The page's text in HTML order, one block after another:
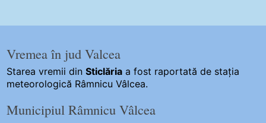
Vremea în jud Valcea
Starea vremii dinSticlăria a fost raportată de stația
meteorologică Râmnicu Vâlcea.
Municipiul Râmnicu Vâlcea